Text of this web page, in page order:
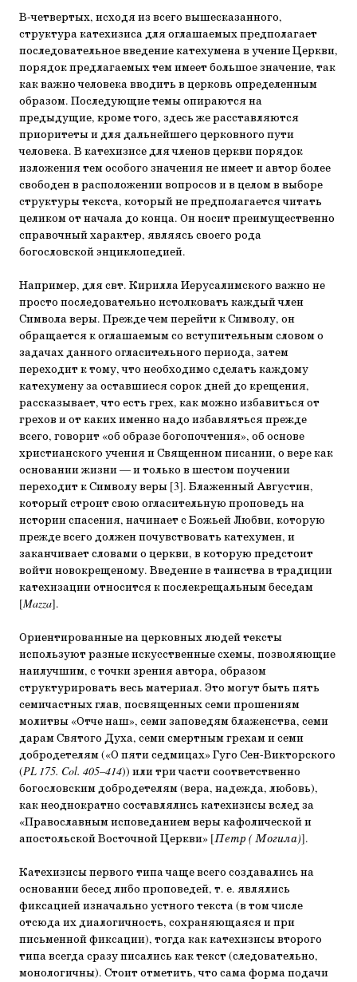
В-четвертых, исходя из всего вышесказанного,
структура катехизиса для оглашаемых предполагает
последовательное введение катехумена в учение Церкви,
порядок предлагаемых тем имеет большое значение, так
как важно человека вводить в церковь определенным
образом. Последующие темы опираются на
предыдущие, кроме того, здесь же расставляются
приоритеты и для дальнейшего церковного пути
человека. В катехизисе для членов церкви порядок
изложения тем особого значения не имеет и автор более
свободен в расположении вопросов и в целом в выборе
структуры текста, который не предполагается читать
целиком от начала до конца. Он носит преимущественно
справочный характер, являясь своего рода
богословской энциклопедией.
Например, для свт. Кирилла Иерусалимского важно не
просто последовательно истолковать каждый член
Символа веры. Прежде чем перейти к Символу, он
обращается к оглашаемым со вступительным словом о
задачах данного огласительного периода, затем
переходит к тому, что необходимо сделать каждому
катехумену за оставшиеся сорок дней до крещения,
рассказывает, что есть грех, как можно избавиться от
грехов и от каких именно надо избавляться прежде
всего, говорит «об образе богопочтения», об основе
христианского учения и Священном писании, о вере как
основании жизни — и только в шестом поучении
переходит к Символу веры [3]. Блаженный Августин,
который строит свою огласительную проповедь на
истории спасения, начинает с Божьей Любви, которую
прежде всего должен почувствовать катехумен, и
заканчивает словами о церкви, в которую предстоит
войти новокрещеному. Введение в таинства в традиции
катехизации относится к послекрещальным беседам
[Mazza].
Ориентированные на церковных людей тексты
используют разные искусственные схемы, позволяющие
наилучшим, с точки зрения автора, образом
структурировать весь материал. Это могут быть пять
семичастных глав, посвященных семи прошениям
молитвы «Отче наш», семи заповедям блаженства, семи
дарам Святого Духа, семи смертным грехам и семи
добродетелям («О пяти седмицах» Гуго Сен-Викторского
(PL 175. Col. 405–414)) или три части соответственно
богословским добродетелям (вера, надежда, любовь),
как неоднократно составлялись катехизисы вслед за
«Православным исповеданием веры кафолической и
апостольской Восточной Церкви» [Петр ( Могила)].
Катехизисы первого типа чаще всего создавались на
основании бесед либо проповедей, т. е. являлись
фиксацией изначально устного текста (в том числе
отсюда их диалогичность, сохраняющаяся и при
письменной фиксации), тогда как катехизисы второго
типа всегда сразу писались как текст (следовательно,
монологичны). Стоит отметить, что сама форма подачи